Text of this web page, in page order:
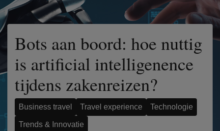
Bots aan boord: hoe nuttig
is artificial intelligenence
tijdens zakenreizen?
Business travel Travel experience Technologie
Trends & Innovatie